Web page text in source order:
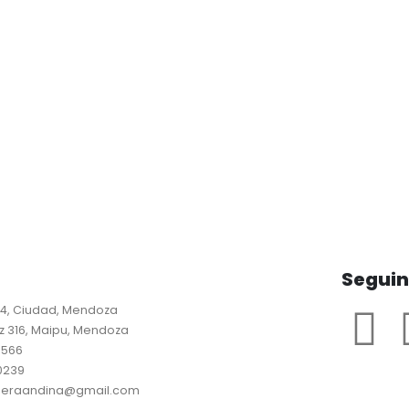
Ciudad, Mendoza
316, Maipu, Mendoza